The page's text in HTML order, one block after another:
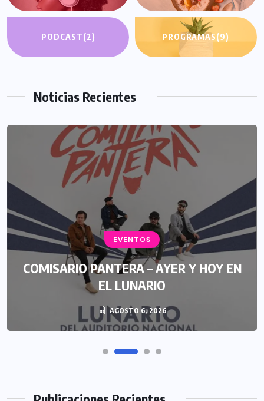
PODCAST(2) PROGRAMAS(9)
Noticias Recientes
EVENTOS
COMISARIO PANTERA – AYER Y HOY EN
EL LUNARIO
AGOSTO 6, 2026